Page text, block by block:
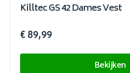
Killtec GS 42 Dames Vest
€ 89,99
Bekijken